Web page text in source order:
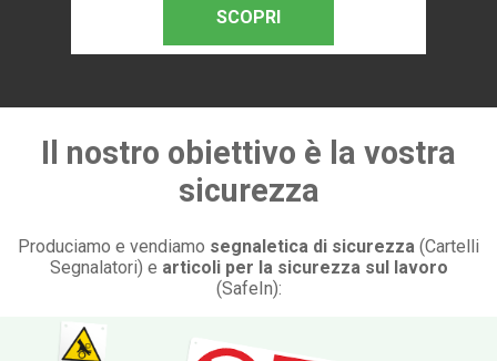
SCOPRI
Il nostro obiettivo è la vostra
sicurezza
Produciamo e vendiamo segnaletica di sicurezza (Cartelli
Segnalatori) e articoli per la sicurezza sul lavoro
(SafeIn):